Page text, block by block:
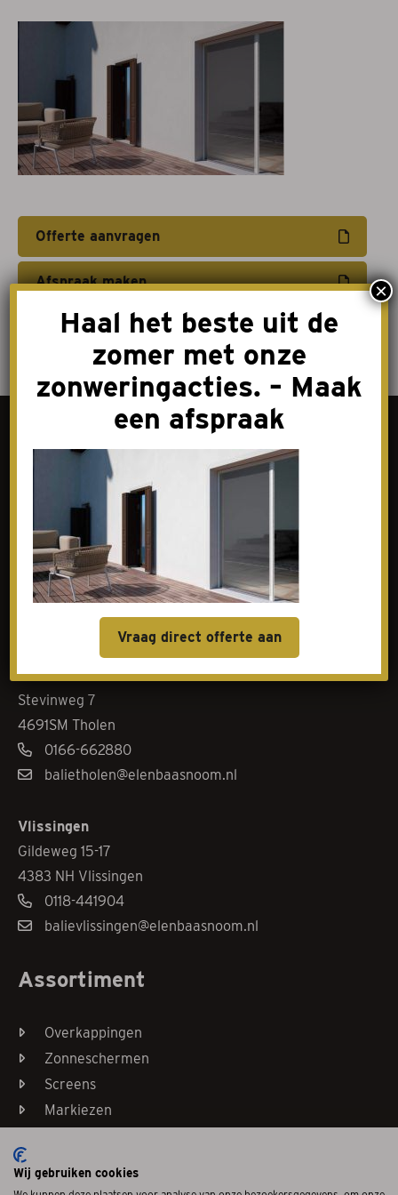
Projectzonwering
Over ons
Acties
Afspraak maken
Contact
Offerte aanvragen
Afspraak maken
Livingstoneweg 46
4462 GL Goes
0113-342101
baliegoes@elenbaasnoom.nl
Tholen
Stevinweg 7
4691SM Tholen
0166-662880
balietholen@elenbaasnoom.nl
Vlissingen
Gildeweg 15-17
4383 NH Vlissingen
0118-441904
balievlissingen@elenbaasnoom.nl
Assortiment
Overkappingen
Zonneschermen
Screens
Markiezen
Haal het beste uit de
zomer met onze
zonweringacties. – Maak
een afspraak
Vraag direct offerte aan
×
Wij gebruiken cookies